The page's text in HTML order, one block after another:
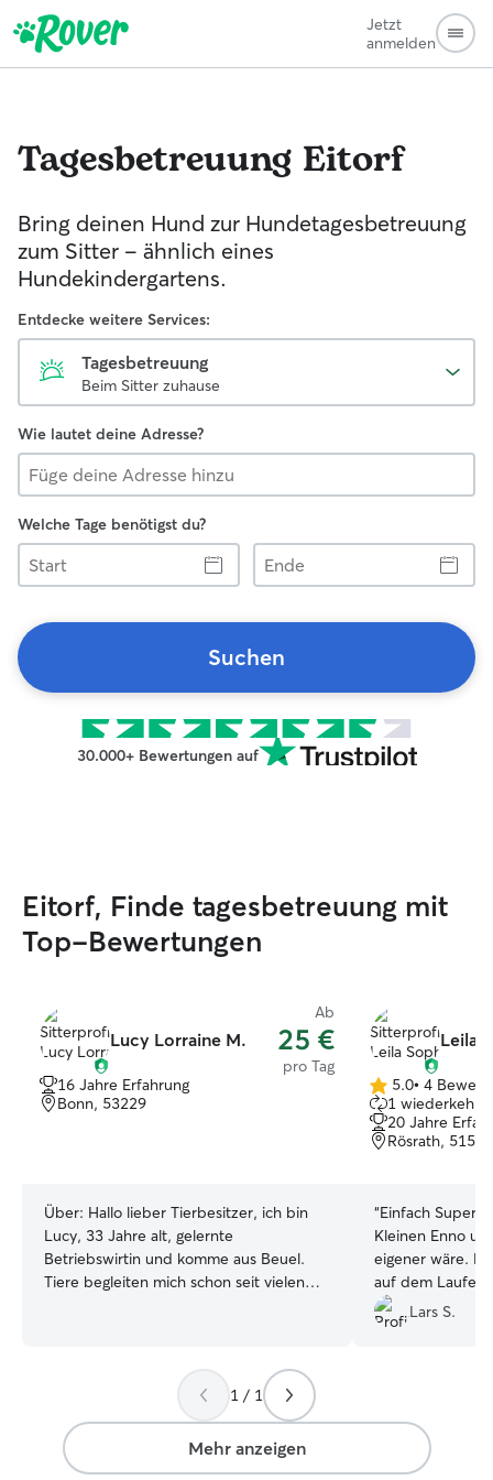
Jetzt
anmelden
Tagesbetreuung Eitorf
Bring deinen Hund zur Hundetagesbetreuung
zum Sitter - ähnlich eines
Hundekindergartens.
Entdecke weitere Services:
Tagesbetreuung
Beim Sitter zuhause
Wie lautet deine Adresse?
Welche Tage benötigst du?
Start
Ende
Suchen
30.000+ Bewertungen auf
Eitorf, Finde tagesbetreuung mit
Top-Bewertungen
Lucy Lorraine M.
Ab
25 €
pro Tag
16 Jahre Erfahrung
Bonn, 53229
Über: Hallo lieber Tierbesitzer, ich bin
Lucy, 33 Jahre alt, gelernte
Betriebswirtin und komme aus Beuel.
Tiere begleiten mich schon seit vielen
und hat mir viel über die Bedürfnisse
von Hunden in jedem Alter beigebracht.
Durch sie habe ich gelernt, wie wichtig
Geduld, Verlässlichkeit und eine
liebevolle Betreuung sind. Außerdem
Leila
5.0
von
5
Sternen
5.0• 4
1
20 Jahre
Rösrath, 51503
“Einfach Super!
Kleinen Enno
eigener wäre. Mit Fotos wurde ich immer
auf dem Laufenden
liebevolle
ist bei ihr genau
Lars S.
1 / 1
Mehr anzeigen